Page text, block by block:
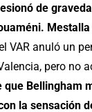
de
VAR anuló un
pero no
Bellingham
la sensación